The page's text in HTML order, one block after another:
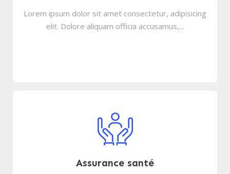
Lorem ipsum dolor sit amet consectetur, adipisicing
elit. Dolore aliquam officia accusamus,...
Assurance santé